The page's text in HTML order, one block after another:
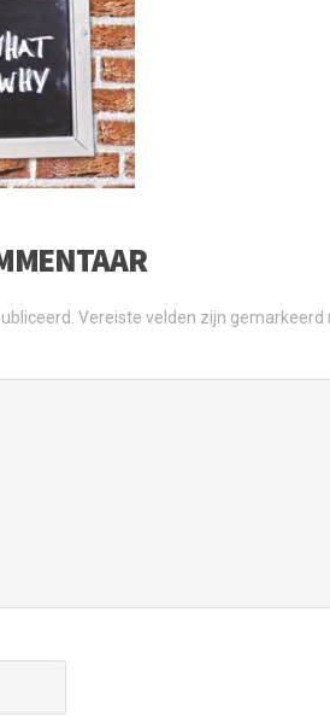
Vereiste velden zijn gemarkeerd